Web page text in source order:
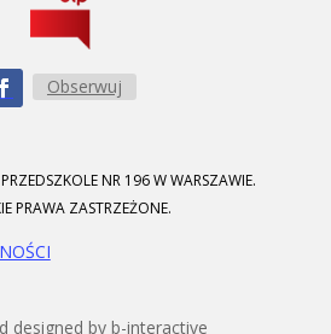
Obserwuj
NR 196 W WARSZAWIE.
PRAWA ZASTRZEŻONE.
designed by b-interactive